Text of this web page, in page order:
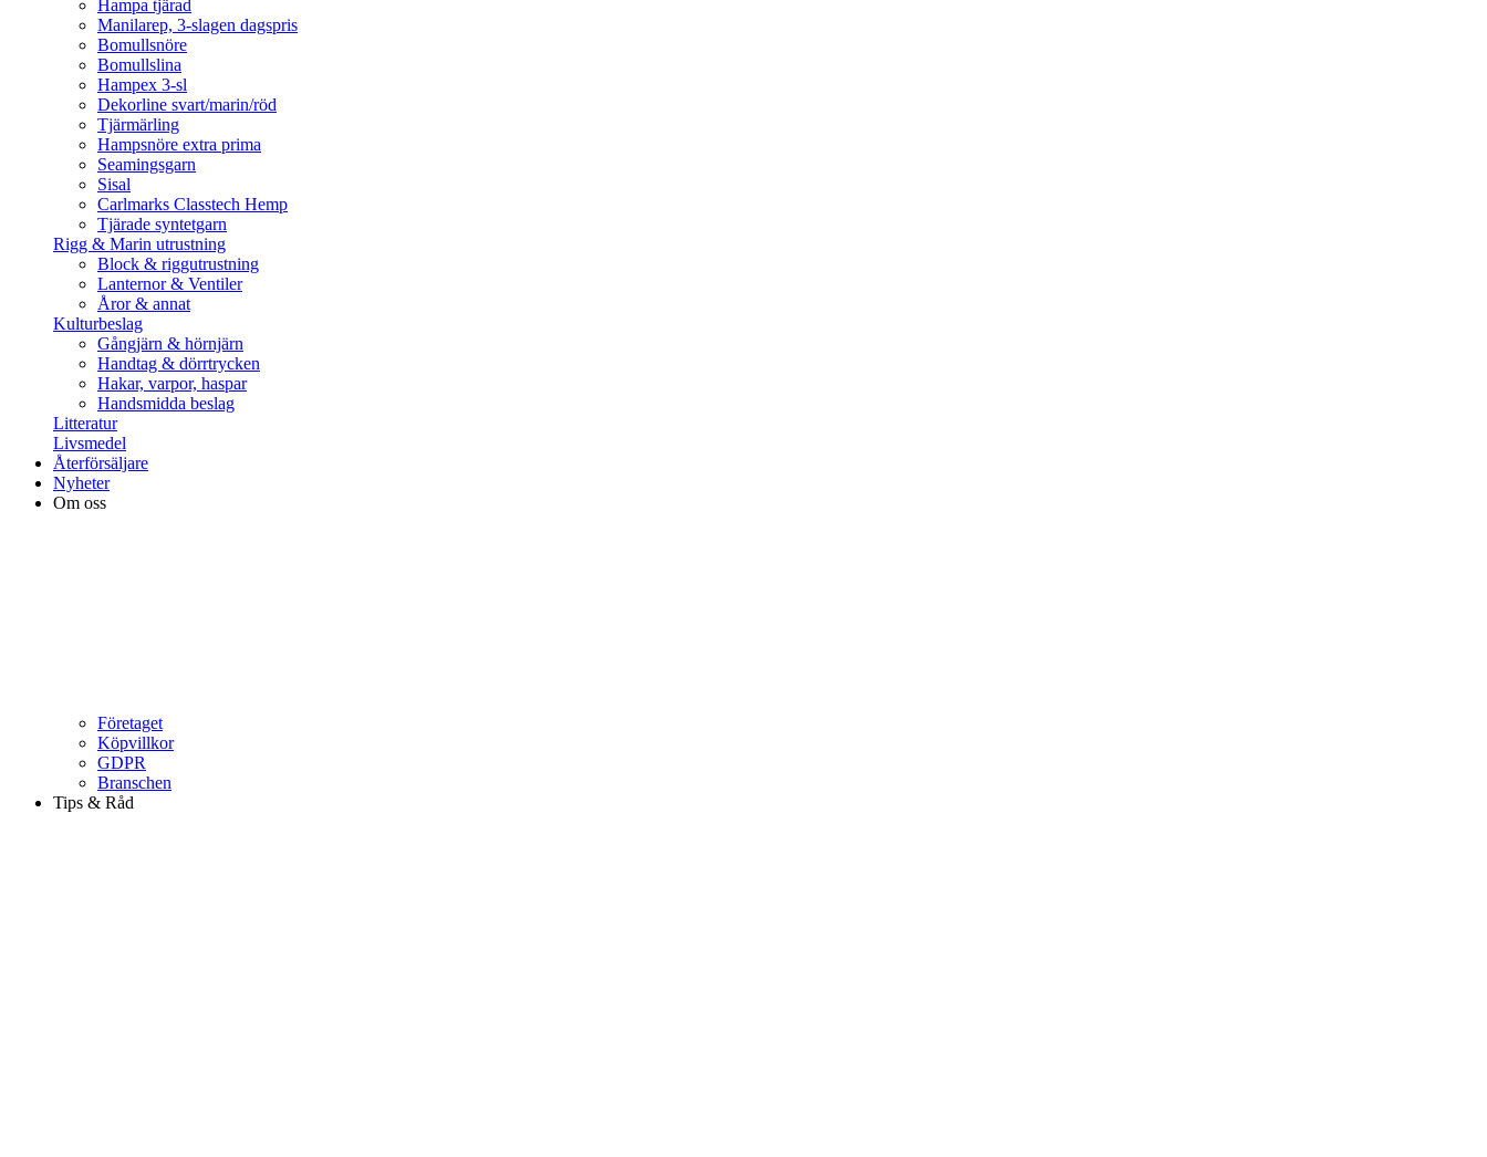
Hampa tjärad
Manilarep, 3-slagen dagspris
Bomullsnöre
Bomullslina
Hampex 3-sl
Dekorline svart/marin/röd
Tjärmärling
Hampsnöre extra prima
Seamingsgarn
Sisal
Carlmarks Classtech Hemp
Tjärade syntetgarn
Rigg & Marin utrustning
Block & riggutrustning
Lanternor & Ventiler
Åror & annat
Kulturbeslag
Gångjärn & hörnjärn
Handtag & dörrtrycken
Hakar, varpor, haspar
Handsmidda beslag
Litteratur
Livsmedel
Återförsäljare
Nyheter
Om oss
Företaget
Köpvillkor
GDPR
Branschen
Tips & Råd